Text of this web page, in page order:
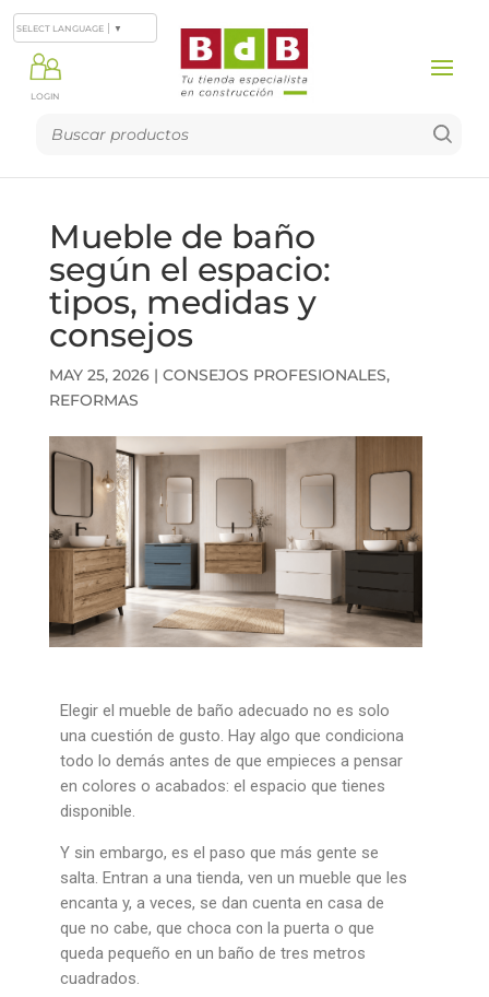
LOGIN
SELECT LANGUAGE ▼
Mueble de baño
según el espacio:
tipos, medidas y
consejos
MAY 25, 2026| CONSEJOS PROFESIONALES,
REFORMAS
Elegir el mueble de baño adecuado no es solo
una cuestión de gusto. Hay algo que condiciona
todo lo demás antes de que empieces a pensar
en colores o acabados: el espacio que tienes
disponible.
Y sin embargo, es el paso que más gente se
salta. Entran a una tienda, ven un mueble que les
encanta y, a veces, se dan cuenta en casa de
que no cabe, que choca con la puerta o que
queda pequeño en un baño de tres metros
cuadrados.